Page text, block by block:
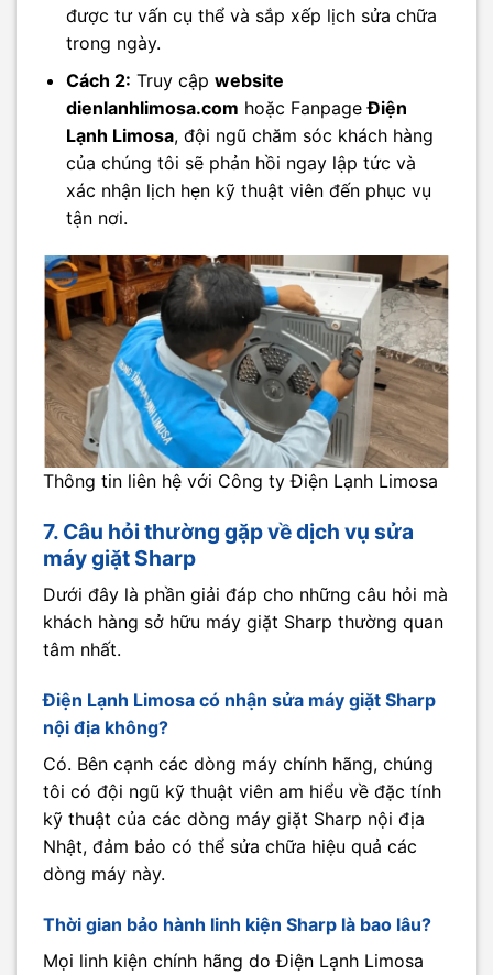
được tư vấn cụ thể và sắp xếp lịch sửa chữa
trong ngày.
Cách 2: Truy cập website
dienlanhlimosa.com hoặc FanpageĐiện
Lạnh Limosa, đội ngũ chăm sóc khách hàng
của chúng tôi sẽ phản hồi ngay lập tức và
xác nhận lịch hẹn kỹ thuật viên đến phục vụ
tận nơi.
Thông tin liên hệ với Công ty Điện Lạnh Limosa
7. Câu hỏi thường gặp về dịch vụ sửa
máy giặt Sharp
Dưới đây là phần giải đáp cho những câu hỏi mà
khách hàng sở hữu máy giặt Sharp thường quan
tâm nhất.
Điện Lạnh Limosa có nhận sửa máy giặt Sharp
nội địa không?
Có. Bên cạnh các dòng máy chính hãng, chúng
tôi có đội ngũ kỹ thuật viên am hiểu về đặc tính
kỹ thuật của các dòng máy giặt Sharp nội địa
Nhật, đảm bảo có thể sửa chữa hiệu quả các
dòng máy này.
Thời gian bảo hành linh kiện Sharp là bao lâu?
Mọi linh kiện chính hãng do Điện Lạnh Limosa